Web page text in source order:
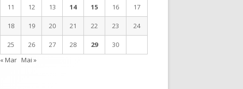
11 12 13 14 15 16 17
18 19 20 21 22 23 24
25 26 27 28 29
30
« Mar Mai »